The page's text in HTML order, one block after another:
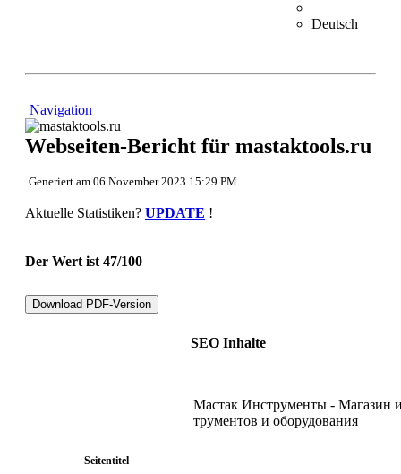
Deutsch
Navigation
Zurück zum Seitenanfang
Inhalt
Links
Suchbegriffe
Benutzerfreundlichkeit
Dokument
Mobile
PageSpeed Insights
Webseiten-Bericht für mastaktools.ru
Generiert am 06 November 2023 15:29 PM
Aktuelle Statistiken? UPDATE !
Der Wert ist 47/100
Download PDF-Version
SEO Inhalte
Seitentitel
Мастак Инструменты - Магазин
трументов и оборудования